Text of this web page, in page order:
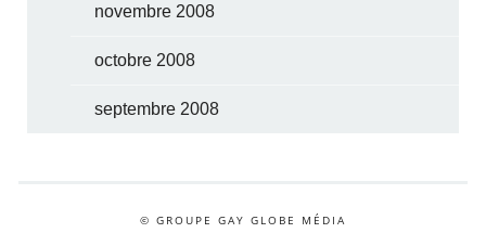
novembre 2008
octobre 2008
septembre 2008
© GROUPE GAY GLOBE MÉDIA